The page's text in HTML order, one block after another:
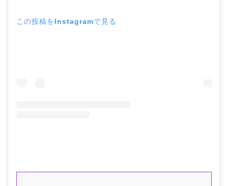
この投稿をInstagramで見る